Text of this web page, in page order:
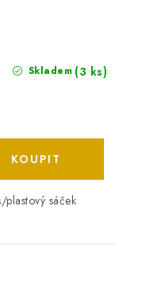
Skladem (3 ks)
sáček